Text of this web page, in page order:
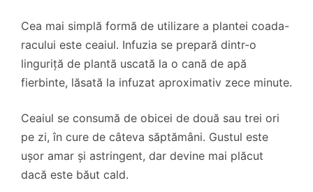
Cea mai simplă formă de utilizare a plantei coada-
racului este ceaiul. Infuzia se prepară dintr-o
linguriță de plantă uscată la o cană de apă
fierbinte, lăsată la infuzat aproximativ zece minute.
Ceaiul se consumă de obicei de două sau trei ori
pe zi, în cure de câteva săptămâni. Gustul este
ușor amar și astringent, dar devine mai plăcut
dacă este băut cald.